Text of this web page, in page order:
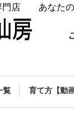
店 あなたの
覧 育て方【動画